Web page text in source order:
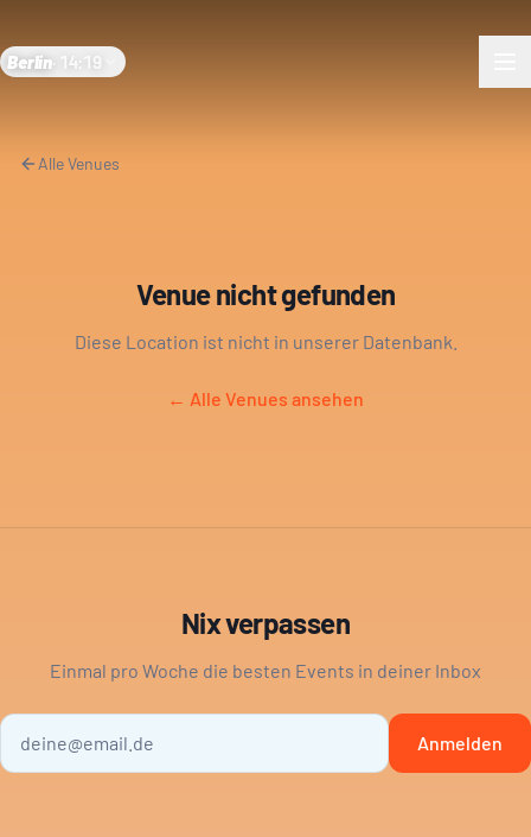
Berlin 14:19
Alle Venues
Venue nicht gefunden
Diese Location ist nicht in unserer Datenbank.
← Alle Venues ansehen
Nix verpassen
Einmal pro Woche die besten Events in deiner Inbox
Anmelden